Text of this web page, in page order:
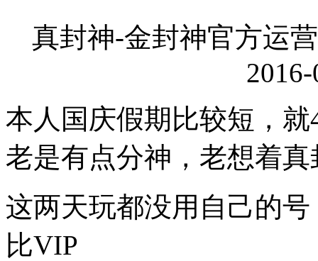
真封神-金封神官方运
本人国庆假期比较短，
老是有点分神，老想着真
这两天玩都没用自己的
比VIP